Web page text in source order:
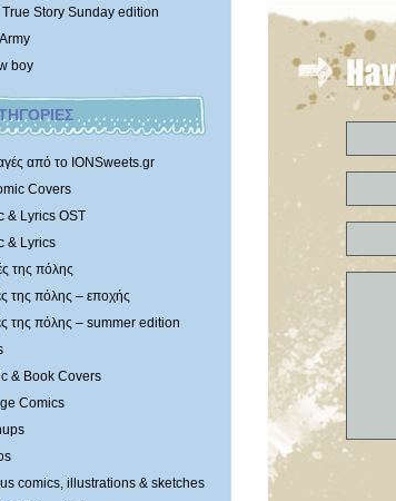
True Story Sunday edition
boy
από το IONSweets.gr
Covers
& Lyrics OST
& Lyrics
της πόλης
της πόλης – εποχής
της πόλης – summer edition
& Book Covers
Comics
comics, illustrations & sketches